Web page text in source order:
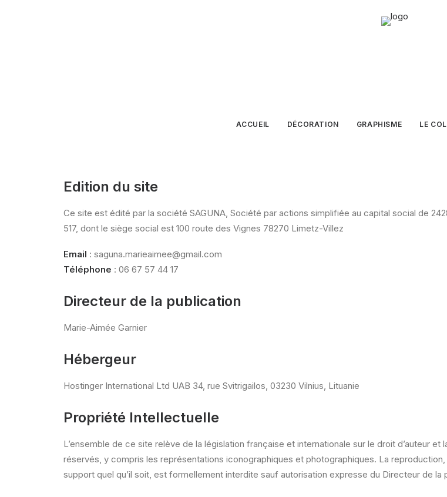
ACCUEIL DÉCORATION GRAPHISME LE
Edition du site
Ce site est édité par la société SAGUNA, Société par actions simplifiée au capital social de
517, dont le siège social est 100 route des Vignes 78270 Limetz-Villez
Email : saguna.marieaimee@gmail.com
Téléphone : 06 67 57 44 17
Directeur de la publication
Marie-Aimée Garnier
Hébergeur
Hostinger International Ltd UAB 34, rue Svitrigailos, 03230 Vilnius, Lituanie
Propriété Intellectuelle
L’ensemble de ce site relève de la législation française et internationale sur le droit d’auteur
réservés, y compris les représentations iconographiques et photographiques. La
support quel qu’il soit, est formellement interdite sauf autorisation expresse du Directeur de la